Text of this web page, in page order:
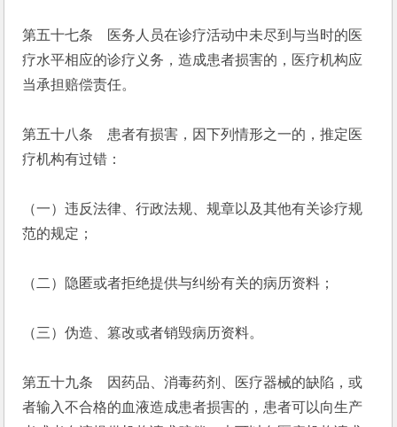
第五十七条　医务人员在诊疗活动中未尽到与当时的医
疗水平相应的诊疗义务，造成患者损害的，医疗机构应
当承担赔偿责任。
第五十八条　患者有损害，因下列情形之一的，推定医
疗机构有过错：
（一）违反法律、行政法规、规章以及其他有关诊疗规
范的规定；
（二）隐匿或者拒绝提供与纠纷有关的病历资料；
（三）伪造、篡改或者销毁病历资料。
第五十九条　因药品、消毒药剂、医疗器械的缺陷，或
者输入不合格的血液造成患者损害的，患者可以向生产